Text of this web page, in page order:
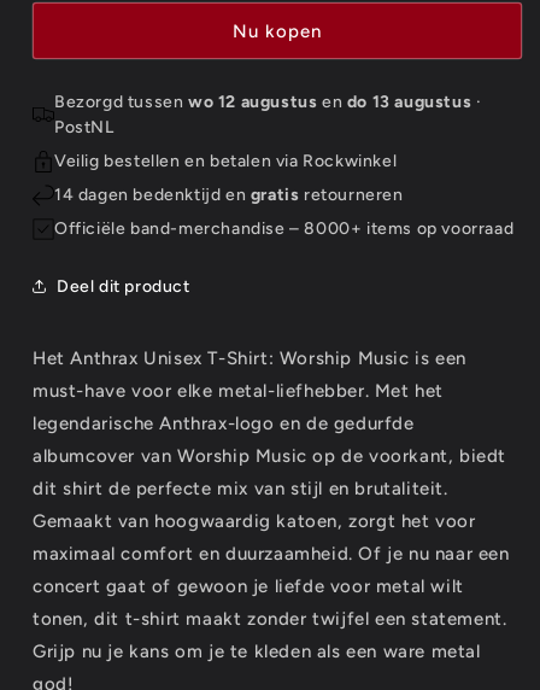
Worship
Worship
Nu kopen
Bezorgd tussen wo 12 augustus en do 13 augustus ·
PostNL
Veilig bestellen en betalen via Rockwinkel
14 dagen bedenktijd en gratis retourneren
Officiële band-merchandise – 8000+ items op voorraad
Deel dit product
Het Anthrax Unisex T-Shirt: Worship Music is een
must-have voor elke metal-liefhebber. Met het
legendarische Anthrax-logo en de gedurfde
albumcover van Worship Music op de voorkant, biedt
dit shirt de perfecte mix van stijl en brutaliteit.
Gemaakt van hoogwaardig katoen, zorgt het voor
maximaal comfort en duurzaamheid. Of je nu naar een
concert gaat of gewoon je liefde voor metal wilt
tonen, dit t-shirt maakt zonder twijfel een statement.
Grijp nu je kans om je te kleden als een ware metal
god!